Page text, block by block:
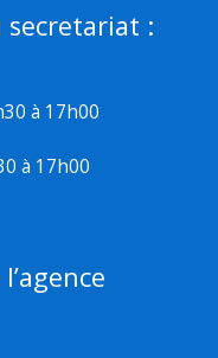
secretariat :
à 17h00
à 17h00